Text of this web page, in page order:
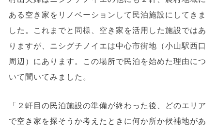
ある空き家をリノベーションして民泊施設にしてきま
した。これまでと同様、空き家を活用した施設ではあ
りますが、ニシグチノイエは中心市街地（小山駅西口
周辺）にあります。この場所で民泊を始めた理由につ
いて聞いてみました。
「２軒目の民泊施設の準備が終わった後、どのエリア
で空き家を探そうか考えたときに何か所か候補地があ